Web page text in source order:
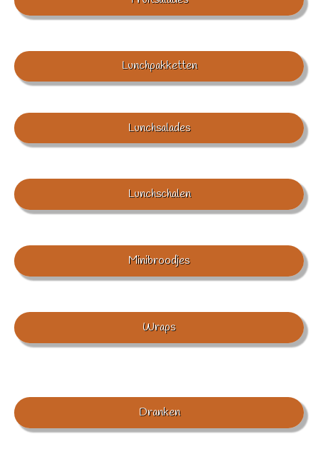
Lunchpakketten
Lunchsalades
Lunchschalen
Minibroodjes
Wraps
Dranken